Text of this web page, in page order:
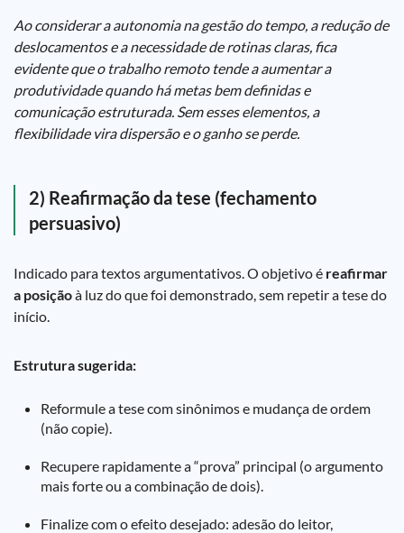
Ao considerar a autonomia na gestão do tempo, a redução de
deslocamentos e a necessidade de rotinas claras, fica
evidente que o trabalho remoto tende a aumentar a
produtividade quando há metas bem definidas e
comunicação estruturada. Sem esses elementos, a
flexibilidade vira dispersão e o ganho se perde.
2) Reafirmação da tese (fechamento
persuasivo)
Indicado para textos argumentativos. O objetivo é reafirmar
a posiçãoà luz do que foi demonstrado, sem repetir a tese do
início.
Estrutura sugerida:
Reformule a tese com sinônimos e mudança de ordem
(não copie).
Recupere rapidamente a “prova” principal (o argumento
mais forte ou a combinação de dois).
Finalize com o efeito desejado: adesão do leitor,